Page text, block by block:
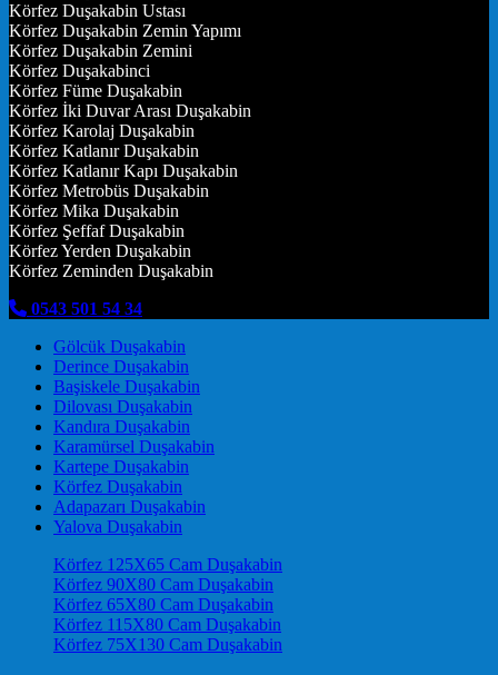
Körfez Duşakabin Ustası
Körfez Duşakabin Zemin Yapımı
Körfez Duşakabin Zemini
Körfez Duşakabinci
Körfez Füme Duşakabin
Körfez İki Duvar Arası Duşakabin
Körfez Karolaj Duşakabin
Körfez Katlanır Duşakabin
Körfez Katlanır Kapı Duşakabin
Körfez Metrobüs Duşakabin
Körfez Mika Duşakabin
Körfez Şeffaf Duşakabin
Körfez Yerden Duşakabin
Körfez Zeminden Duşakabin
0543 501 54 34
Gölcük Duşakabin
Derince Duşakabin
Başiskele Duşakabin
Dilovası Duşakabin
Kandıra Duşakabin
Karamürsel Duşakabin
Kartepe Duşakabin
Körfez Duşakabin
Adapazarı Duşakabin
Yalova Duşakabin
Körfez 125X65 Cam Duşakabin
Körfez 90X80 Cam Duşakabin
Körfez 65X80 Cam Duşakabin
Körfez 115X80 Cam Duşakabin
Körfez 75X130 Cam Duşakabin